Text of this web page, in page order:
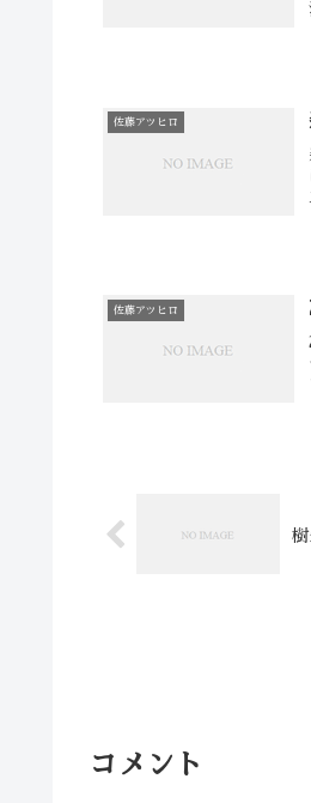
佐藤アツヒロ
佐藤アツヒロ
コメント